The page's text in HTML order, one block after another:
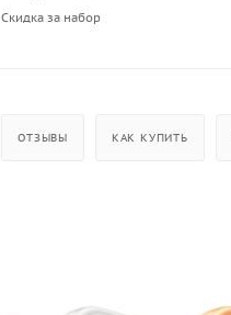
Скидка за набор
ОТЗЫВЫ КАК КУПИТЬ